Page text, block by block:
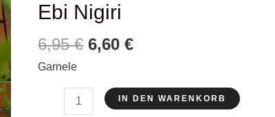
Ebi Nigiri
6,95€ Ursprünglicher
6,95 €
6,60€Aktueller
6,60 €.
Garnele
IN DEN WARENKORB